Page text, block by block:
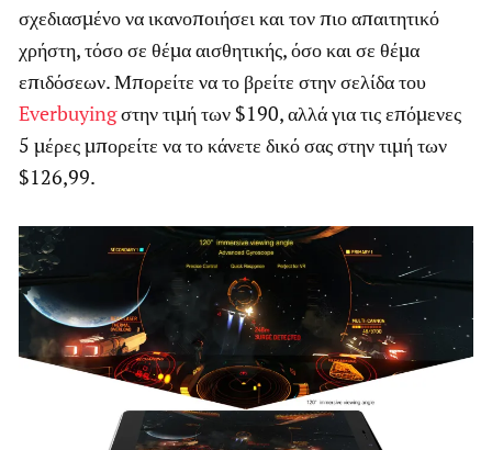
σχεδιασμένο να ικανοποιήσει και τον πιο απαιτητικό
χρήστη, τόσο σε θέμα αισθητικής, όσο και σε θέμα
επιδόσεων. Μπορείτε να το βρείτε στην σελίδα του
Everbuyingστην τιμή των $190, αλλά για τις επόμενες
5 μέρες μπορείτε να το κάνετε δικό σας στην τιμή των
$126,99.